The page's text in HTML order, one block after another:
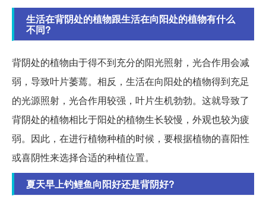
生活在背阴处的植物跟生活在向阳处的植物有什么
不同?
背阴处的植物由于得不到充分的阳光照射，光合作用会减
弱，导致叶片萎蔫。相反，生活在向阳处的植物得到充足
的光源照射，光合作用较强，叶片生机勃勃。这就导致了
背阴处的植物相比于阳处的植物生长较慢，外观也较为疲
弱。因此，在进行植物种植的时候，要根据植物的喜阳性
或喜阴性来选择合适的种植位置。
夏天早上钓鲤鱼向阳好还是背阴好?